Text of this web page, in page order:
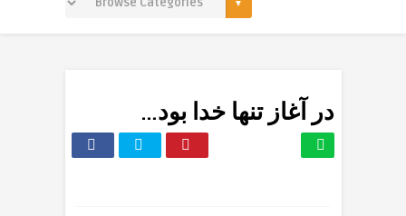
در آغاز تنها خدا بود…